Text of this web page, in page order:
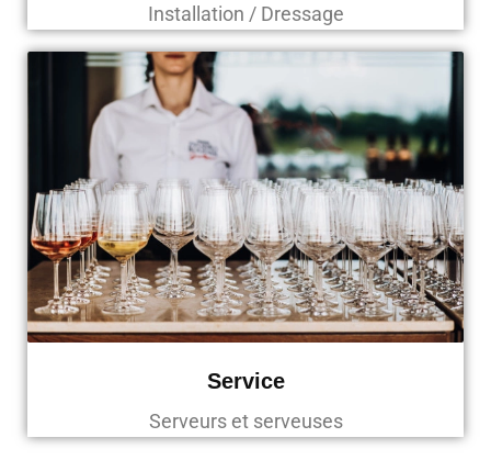
Installation / Dressage
Service
Serveurs et serveuses